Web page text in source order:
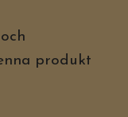
produkt